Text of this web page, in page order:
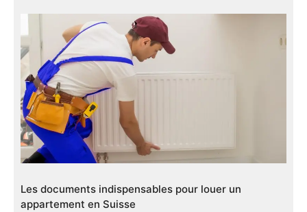
Les documents indispensables pour louer un
appartement en Suisse